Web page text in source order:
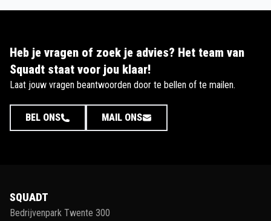
Heb je vragen of zoek je advies? Het team van
Squadt staat voor jou klaar!
Laat jouw vragen beantwoorden door te bellen of te mailen.
BEL ONS MAIL ONS
SQUADT
Bedrijvenpark Twente 300